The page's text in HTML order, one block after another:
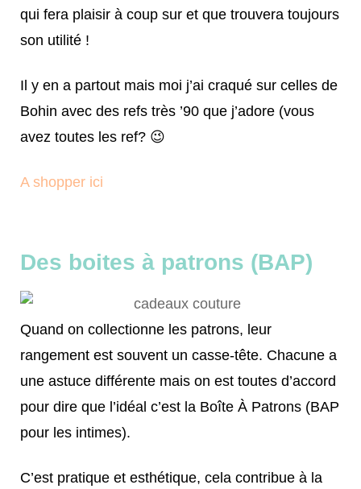
qui fera plaisir à coup sur et que trouvera toujours
son utilité !
Il y en a partout mais moi j’ai craqué sur celles de
Bohin avec des refs très ’90 que j’adore (vous
avez toutes les ref? 😉
A shopper ici
Des boites à patrons (BAP)
Quand on collectionne les patrons, leur
rangement est souvent un casse-tête. Chacune a
une astuce différente mais on est toutes d’accord
pour dire que l’idéal c’est la Boîte À Patrons (BAP
pour les intimes).
C’est pratique et esthétique, cela contribue à la